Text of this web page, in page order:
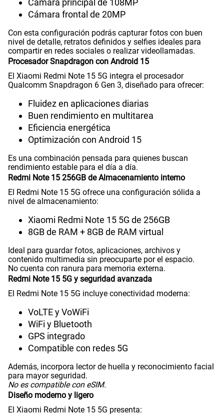
Capacidad Memoria Externa NO
Capacidad Memoria RAM
GPS
Lector de Huella
VoLTE
Compatibilidad con eSIM
Cámara principal de 108MP
Cámara frontal de 20MP
Con esta configuración podrás capturar fotos con buen
nivel de detalle, retratos definidos y selfies ideales para
compartir en redes sociales o realizar videollamadas.
Procesador Snapdragon con Android 15
El Xiaomi Redmi Note 15 5G integra el procesador
Qualcomm Snapdragon 6 Gen 3, diseñado para ofrecer:
Fluidez en aplicaciones diarias
Buen rendimiento en multitarea
Eficiencia energética
Optimización con Android 15
Es una combinación pensada para quienes buscan
rendimiento estable para el día a día.
Redmi Note 15 256GB de Almacenamiento interno
El Redmi Note 15 5G ofrece una configuración sólida a
nivel de almacenamiento:
Xiaomi Redmi Note 15 5G de 256GB
8GB de RAM + 8GB de RAM virtual
Ideal para guardar fotos, aplicaciones, archivos y
contenido multimedia sin preocuparte por el espacio.
No cuenta con ranura para memoria externa.
Redmi Note 15 5G y seguridad avanzada
El Redmi Note 15 5G incluye conectividad moderna:
VoLTE y VoWiFi
WiFi y Bluetooth
GPS integrado
Compatible con redes 5G
Además, incorpora lector de huella y reconocimiento facial
para mayor seguridad.
No es compatible con eSIM.
Diseño moderno y ligero
El Xiaomi Redmi Note 15 5G presenta: